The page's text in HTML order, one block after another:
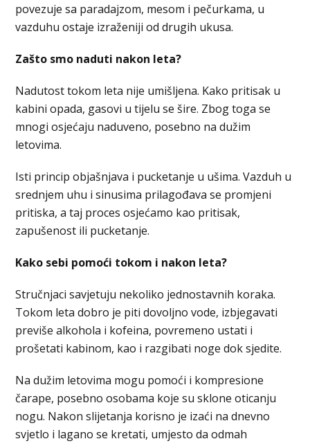
povezuje sa paradajzom, mesom i pečurkama, u
vazduhu ostaje izraženiji od drugih ukusa.
Zašto smo naduti nakon leta?
Nadutost tokom leta nije umišljena. Kako pritisak u
kabini opada, gasovi u tijelu se šire. Zbog toga se
mnogi osjećaju naduveno, posebno na dužim
letovima.
Isti princip objašnjava i pucketanje u ušima. Vazduh u
srednjem uhu i sinusima prilagođava se promjeni
pritiska, a taj proces osjećamo kao pritisak,
zapušenost ili pucketanje.
Kako sebi pomoći tokom i nakon leta?
Stručnjaci savjetuju nekoliko jednostavnih koraka.
Tokom leta dobro je piti dovoljno vode, izbjegavati
previše alkohola i kofeina, povremeno ustati i
prošetati kabinom, kao i razgibati noge dok sjedite.
Na dužim letovima mogu pomoći i kompresione
čarape, posebno osobama koje su sklone oticanju
nogu. Nakon slijetanja korisno je izaći na dnevno
svjetlo i lagano se kretati, umjesto da odmah